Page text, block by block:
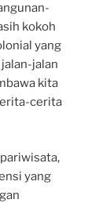
kokoh
yang
jalan
kita
cerita
yang